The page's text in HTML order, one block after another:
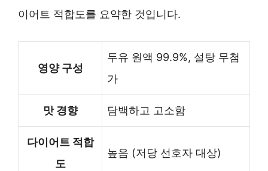
이어트 적합도를 요약한 것입니다.
영양 구성
두유 원액 99.9%, 설탕 무첨
가
맛 경향 담백하고 고소함
다이어트 적합
도
높음 (저당 선호자 대상)